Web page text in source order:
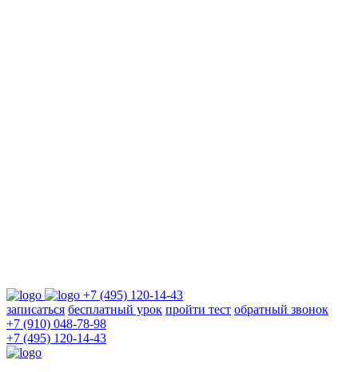
+7 (495) 120-14-43
записаться бесплатный урок пройти тест обратный звонок
+7 (910) 048-78-98
+7 (495) 120-14-43